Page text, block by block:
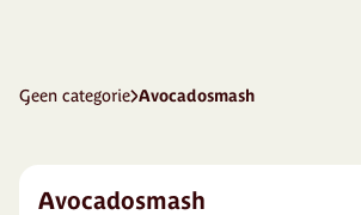
Geen categorie Avocadosmash
Avocadosmash